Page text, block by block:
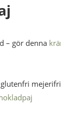
– gör denna